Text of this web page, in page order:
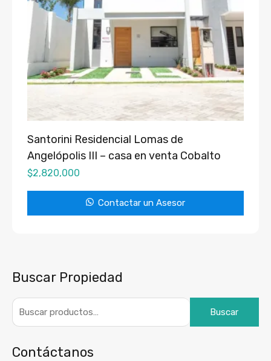
Santorini Residencial Lomas de
Angelópolis III – casa en venta Cobalto
$2,820,000
Contactar un Asesor
Buscar Propiedad
Buscar
Contáctanos